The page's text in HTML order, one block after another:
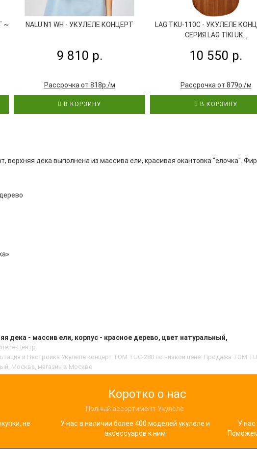
~
NALU N1 WH - УКУЛЕЛЕ КОНЦЕРТ
9 810 р.
Рассрочка от 818р./м
В КОРЗИНУ
LAG TKU-110C - УКУЛЕЛЕ
СЕРИЯ LAG TIKI UK...
10 550 р.
Рассрочка от 879р./м
В КОРЗИНУ
верхняя дека выполнена из массива ели, красивая окантовка "елочка".
дека - массив ели, корпус - красное дерево, цвет натуральный,
Центр
и Настройка Укулеле концерт TOM TUC-280 по низкой цене. Продажа TOM
Москва, магазин в Москве
Коротко о нас
не
Полный ассортимент Укулеле
У нас в наличии более 400 моделей укулеле и
аксессуаров к ним
У